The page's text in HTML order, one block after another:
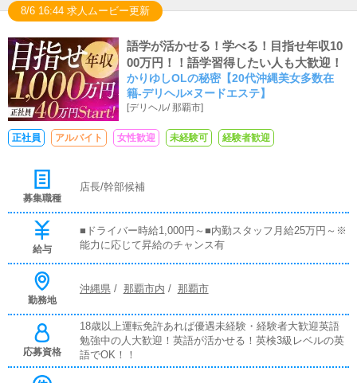
8/6 16:44 求人ムービー更新
語学が活かせる！学べる！目指せ年収10
00万円！！語学習得したい人も大歓迎！
かりゆしOLの秘密【20代沖縄美女多数在
籍-デリヘル×ヌードエステ】
[デリヘル/那覇市]
正社員 アルバイト 女性歓迎 未経験可 経験者歓迎
募集職種
店長/幹部候補
給与
■ドライバー時給1,000円～■内勤スタッフ月給25万円～※
能力に応じて昇給のチャンス有
勤務地
沖縄県 / 那覇市内 / 那覇市
応募資格
18歳以上運転免許あれば優遇未経験・経験者大歓迎英語
勉強中の人大歓迎！英語が活かせる！英検3級レベルの英
語でOK！！